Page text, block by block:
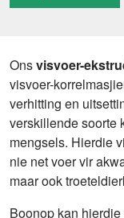
Onsvisvoer-
visvoer-
verhitting en
verskillende soorte
mengsels. Hierdie
nie net voer vir
maar ook
Boonop kan